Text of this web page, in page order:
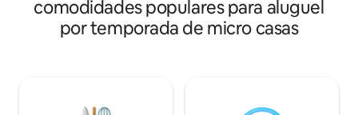
antiguidades, praticando tubing ou
visitando pontos turísticos e, em
vai ouvir animais selvagens e de fazenda
pelo desfiladeiro
proximidades.
comodidades populares para aluguel
por temporada de micro casas